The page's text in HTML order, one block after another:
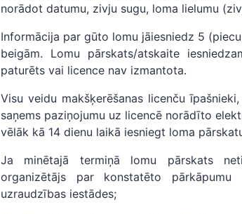
norādot datumu, zivju sugu, loma lielumu
Informācija par gūto lomu jāiesniedz 5
beigām. Lomu pārskats/atskaite
paturēts vai licence nav izmantota.
Visu veidu makšķerēšanas licenču
saņems paziņojumu uz licencē norādīto
vēlāk kā 14 dienu laikā iesniegt loma
Ja minētajā termiņā lomu pārskats
organizētājs par konstatēto
uzraudzības iestādes;